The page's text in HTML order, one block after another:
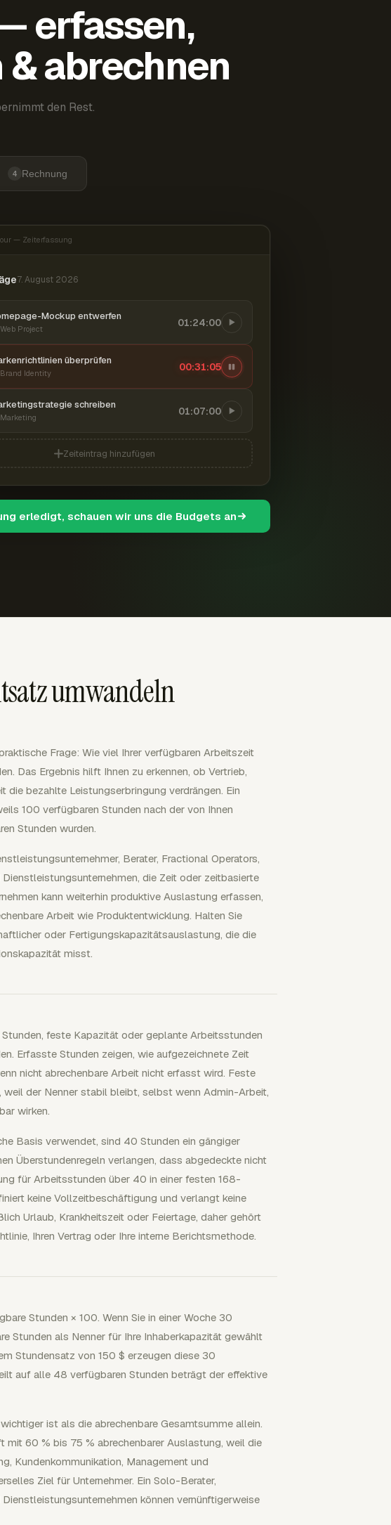
erfassen,
abrechnen
den Rest.
4 Rechnung
— Zeiterfassung
7. August 2026
Mockup entwerfen
Project
01:24:00
überprüfen
Identity
00:31:06
schreiben 01:07:00
Zeiteintrag hinzufügen
erledigt, schauen wir uns die Budgets an
umwandeln
Frage: Wie viel Ihrer verfügbaren Arbeitszeit
Das Ergebnis hilft Ihnen zu erkennen, ob Vertrieb,
die bezahlte Leistungserbringung verdrängen. Ein
100 verfügbaren Stunden nach der von Ihnen
Stunden wurden.
Berater, Fractional Operators,
die Zeit oder zeitbasierte
kann weiterhin produktive Auslastung erfassen,
Arbeit wie Produktentwicklung. Halten Sie
oder Fertigungskapazitätsauslastung, die die
misst.
feste Kapazität oder geplante Arbeitsstunden
Erfasste Stunden zeigen, wie aufgezeichnete Zeit
nicht abrechenbare Arbeit nicht erfasst wird. Feste
weil der Nenner stabil bleibt, selbst wenn Admin-Arbeit,
wirken.
Basis verwendet, sind 40 Stunden ein gängiger
Überstundenregeln verlangen, dass abgedeckte nicht
für Arbeitsstunden über 40 in einer festen 168-
keine Vollzeitbeschäftigung und verlangt keine
Urlaub, Krankheitszeit oder Feiertage, daher gehört
Ihren Vertrag oder Ihre interne Berichtsmethode.
Stunden × 100. Wenn Sie in einer Woche 30
Stunden als Nenner für Ihre Inhaberkapazität gewählt
Stundensatz von 150 $ erzeugen diese 30
auf alle 48 verfügbaren Stunden beträgt der effektive
ist als die abrechenbare Gesamtsumme allein.
60 % bis 75 % abrechenbarer Auslastung, weil die
Kundenkommunikation, Management und
Ziel für Unternehmer. Ein Solo-Berater,
können vernünftigerweise